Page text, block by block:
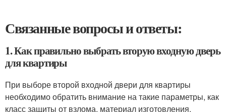
Связанные вопросы и ответы:
1. Как правильно выбрать вторую входную дверь
для квартиры
При выборе второй входной двери для квартиры
необходимо обратить внимание на такие параметры, как
класс защиты от взлома, материал изготовления,